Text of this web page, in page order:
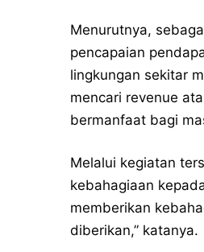
Menurutnya,
pencapaian
lingkungan sekitar
mencari revenue
bermanfaat bagi
Melalui kegiatan
kebahagiaan
memberikan
diberikan,” katanya.